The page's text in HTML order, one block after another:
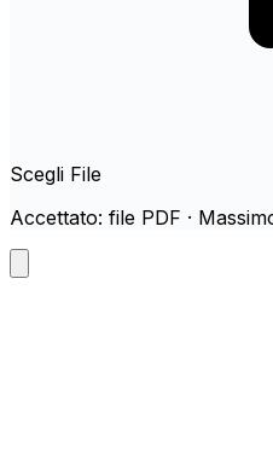
Scegli File
Accettato: file PDF ·